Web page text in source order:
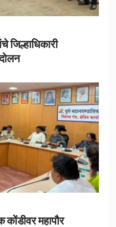
जिल्हाधिकारी
महापौर